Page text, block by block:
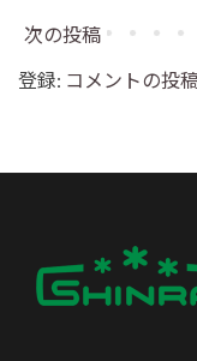
次の投稿
登録: コメントの投